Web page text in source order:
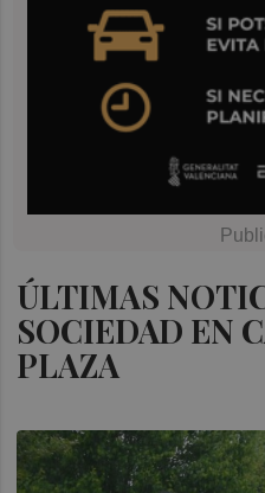
ÚLTIMAS
SOCIEDAD EN
PLAZA